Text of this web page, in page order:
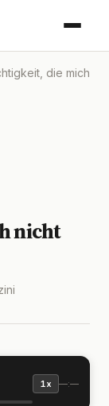
die mich
nicht
1x —:—